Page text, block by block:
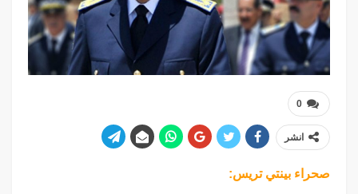
0
انشر
صحراء بينتي تريس: